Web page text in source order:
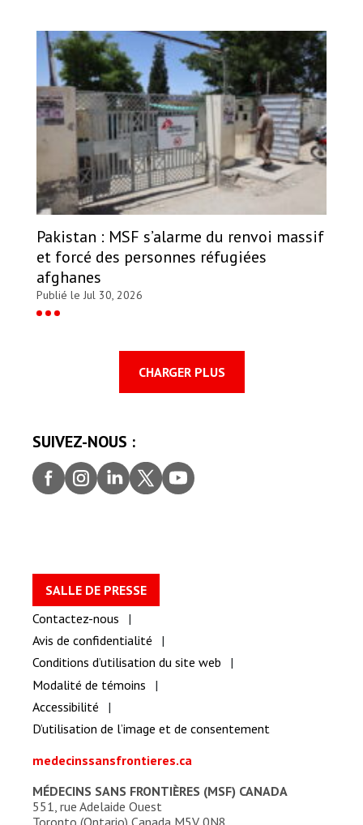
Pakistan : MSF s’alarme du renvoi massif
et forcé des personnes réfugiées
afghanes
Publié le Jul 30, 2026
CHARGER PLUS
SUIVEZ-NOUS :
Faceb
ook
Insta
gram
Linke
dIn
Twitt
er
youtu
be
SALLE DE PRESSE
Contactez-nous
Avis de confidentialité
Conditions d’utilisation du site web
Modalité de témoins
Accessibilité
D’utilisation de l’image et de consentement
medecinssansfrontieres.ca
MÉDECINS SANS FRONTIÈRES (MSF) CANADA
551, rue Adelaide Ouest
Toronto (Ontario) Canada M5V 0N8